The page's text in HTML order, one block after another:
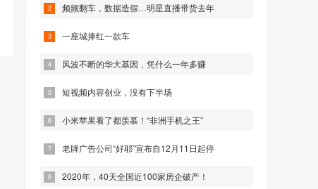
频频翻车，数据造假…明星直播带货去年
一座城捧红一款车
风波不断的华大基因，凭什么一年多赚
短视频内容创业，没有下半场
小米苹果看了都羡慕！“非洲手机之王”
老牌广告公司“好耶”宣布自12月11日起停
2020年，40天全国近100家房企破产！